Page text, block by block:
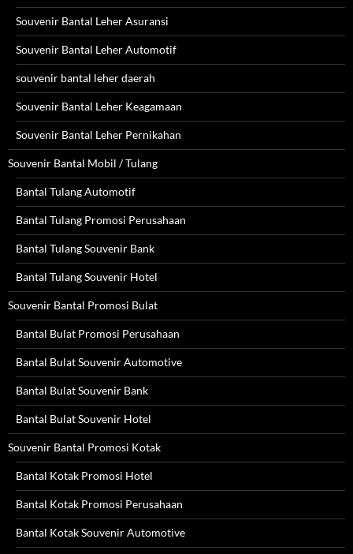
Souvenir Bantal Leher Asuransi
Souvenir Bantal Leher Automotif
souvenir bantal leher daerah
Souvenir Bantal Leher Keagamaan
Souvenir Bantal Leher Pernikahan
Souvenir Bantal Mobil / Tulang
Bantal Tulang Automotif
Bantal Tulang Promosi Perusahaan
Bantal Tulang Souvenir Bank
Bantal Tulang Souvenir Hotel
Souvenir Bantal Promosi Bulat
Bantal Bulat Promosi Perusahaan
Bantal Bulat Souvenir Automotive
Bantal Bulat Souvenir Bank
Bantal Bulat Souvenir Hotel
Souvenir Bantal Promosi Kotak
Bantal Kotak Promosi Hotel
Bantal Kotak Promosi Perusahaan
Bantal Kotak Souvenir Automotive